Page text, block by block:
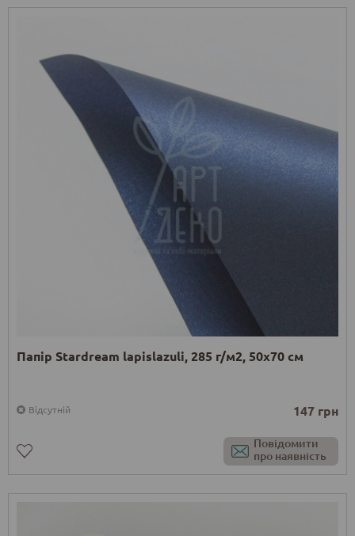
Папір Stardream lapislazuli, 285 г/м2, 50х70 см
Відсутній 147 грн
Повідомити
про наявність